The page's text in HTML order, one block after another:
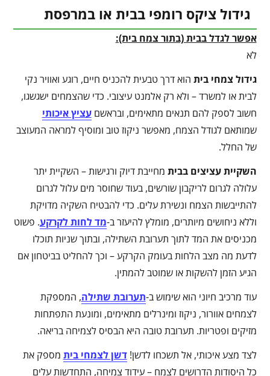
גידול ציקס רומפי בבית או במרפסת
אפשר לגדל בבית (בתור צמח בית):
לא
גידול צמחי בית הוא דרך טבעית להכניס חיים, רוגע ואוויר נקי
לבית או למשרד – ולא רק אלמנט עיצובי. כדי שהצמחים ישגשגו,
חשוב לספק להם תנאים מתאימים, ובראשםעציץ איכותי
שמותאם לגודל הצמח, מאפשר ניקוז טוב ומוסיף למראה המעוצב
של החלל.
השקיית עציצים בבית מחייבת דיוק ורגישות – השקיית יתר
עלולה לגרום לריקבון שורשים, בעוד שחוסר מים עלול לגרום
להתייבשות הצמח ונשירת עלים. כדי להבטיח השקיה מדויקת
וללא ניחושים מיותרים, מומלץ להיעזר ב-מד לחות לקרקע. פשוט
מכניסים את המד לתוך תערובת השתילה, ובתוך שניות תוכלו
לדעת מה מצב הלחות בעומק הקרקע – וכך להחליט בביטחון אם
הגיע הזמן להשקות או שמוטב להמתין.
עוד מרכיב חיוני הוא שימוש ב-תערובת שתילה, המספקת
לצמחים אוורור, ניקוז ומינרלים מתאימים, ומונעת התפתחות
מזיקים ופטריות. תערובת טובה היא הבסיס לצמיחה בריאה.
לצד מצע איכותי, אל תשכחו לדשן!דשן לצמחי בית מספק את
כל היסודות הדרושים לצמח – עידוד צמיחה, התחדשות עלים